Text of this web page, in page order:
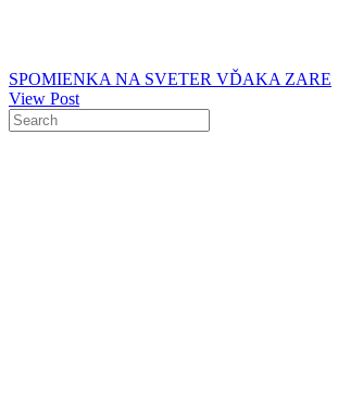
SPOMIENKA NA SVETER VĎAKA ZARE
View Post